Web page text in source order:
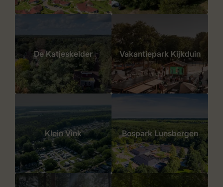
De Katjeskelder Vakantiepark Kijkduin
Klein Vink Bospark Lunsbergen